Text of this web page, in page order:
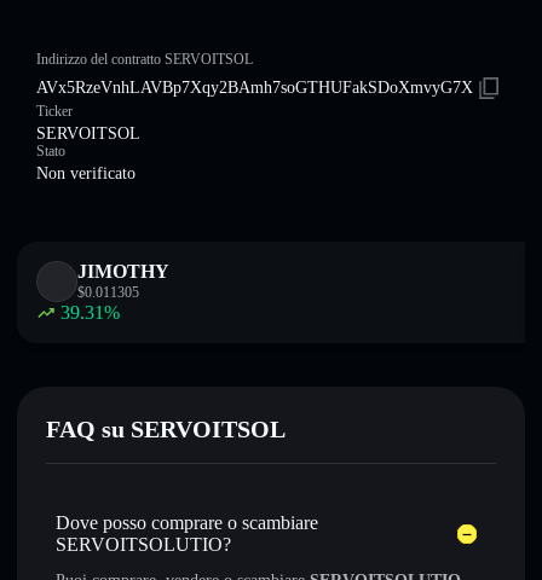
Indirizzo del contratto SERVOITSOL
AVx5RzeVnhLAVBp7Xqy2BAmh7soGTHUFakSDoXmvyG7X
Ticker
SERVOITSOL
Stato
Non verificato
JIMOTHY
$0.011305
39.31%
FAQ su SERVOITSOL
Dove posso comprare o scambiare
SERVOITSOLUTIO?